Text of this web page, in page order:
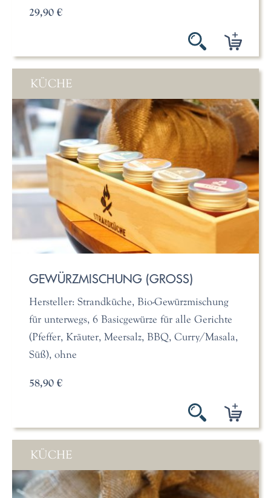
29,90 €
KÜCHE
GEWÜRZMISCHUNG (GROSS)
Hersteller: Strandküche, Bio-Gewürzmischung
für unterwegs, 6 Basicgewürze für alle Gerichte
(Pfeffer, Kräuter, Meersalz, BBQ, Curry/Masala,
Süß), ohne
58,90 €
KÜCHE